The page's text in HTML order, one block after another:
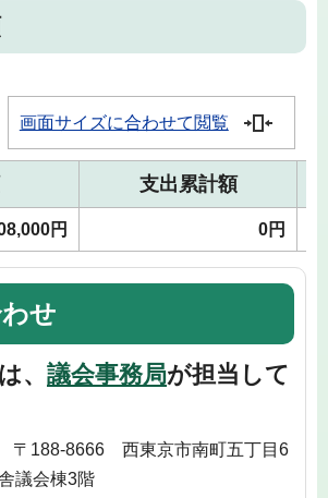
画面サイズに合わせて閲覧
支出累計額
円 0円
せ
、 議会事務局が担当して
〒188-8666 西東京市南町五丁目6
議会棟3階